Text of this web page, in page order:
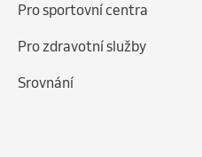
Pro sportovní centra
Pro zdravotní služby
Srovnání